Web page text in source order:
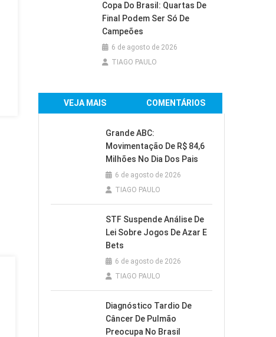
Copa Do Brasil: Quartas De
Final Podem Ser Só De
Campeões
6 de agosto de 2026
TIAGO PAULO
VEJA MAIS COMENTÁRIOS
Grande ABC:
Movimentação De R$ 84,6
Milhões No Dia Dos Pais
6 de agosto de 2026
TIAGO PAULO
STF Suspende Análise De
Lei Sobre Jogos De Azar E
Bets
6 de agosto de 2026
TIAGO PAULO
Diagnóstico Tardio De
Câncer De Pulmão
Preocupa No Brasil